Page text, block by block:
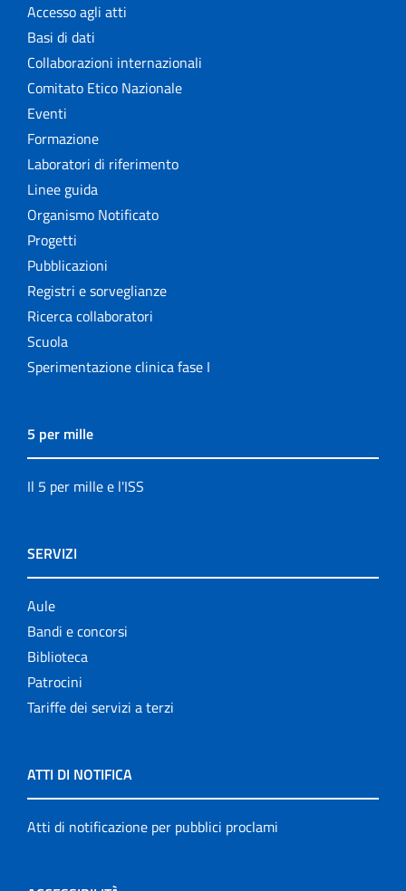
Accesso agli atti
Basi di dati
Collaborazioni internazionali
Comitato Etico Nazionale
Eventi
Formazione
Laboratori di riferimento
Linee guida
Organismo Notificato
Progetti
Pubblicazioni
Registri e sorveglianze
Ricerca collaboratori
Scuola
Sperimentazione clinica fase I
5 per mille
Il 5 per mille e l'ISS
SERVIZI
Aule
Bandi e concorsi
Biblioteca
Patrocini
Tariffe dei servizi a terzi
ATTI DI NOTIFICA
Atti di notificazione per pubblici proclami